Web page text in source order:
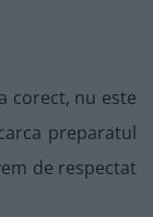
corect, nu este
preparatul
de respectat